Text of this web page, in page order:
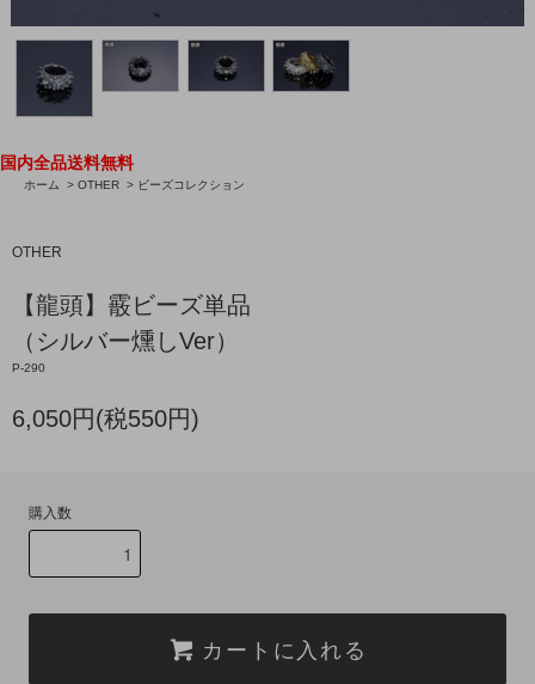
国内全品送料無料
ホーム > OTHER > ビーズコレクション
OTHER
【龍頭】霰ビーズ単品
（シルバー燻しVer）
P-290
6,050円(税550円)
購入数
カートに入れる